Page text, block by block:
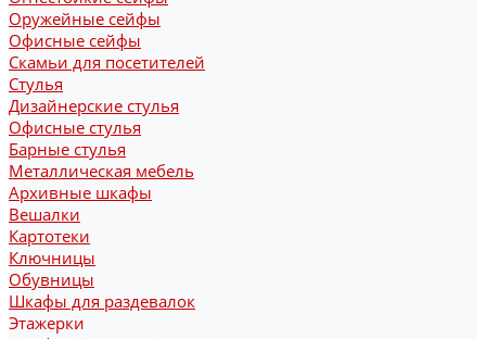
Оружейные сейфы
Офисные сейфы
Скамьи для посетителей
Стулья
Дизайнерские стулья
Офисные стулья
Барные стулья
Металлическая мебель
Архивные шкафы
Вешалки
Картотеки
Ключницы
Обувницы
Шкафы для раздевалок
Этажерки